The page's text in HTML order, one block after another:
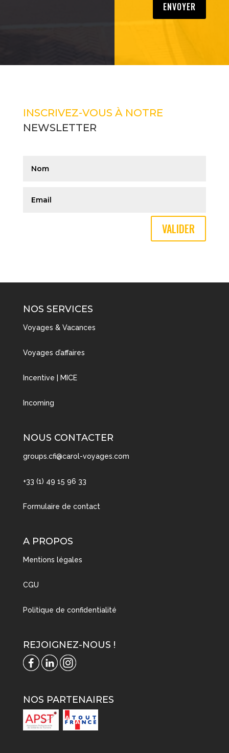
ENVOYER
INSCRIVEZ-VOUS À NOTRE
NEWSLETTER
VALIDER
NOS SERVICES
Voyages & Vacances
Voyages d’affaires
Incentive | MICE
Incoming
NOUS CONTACTER
groups.cfi@carol-voyages.com
+33 (1) 49 15 96 33
Formulaire de contact
A PROPOS
Mentions légales
CGU
Politique de confidentialité
REJOIGNEZ-NOUS !
NOS PARTENAIRES